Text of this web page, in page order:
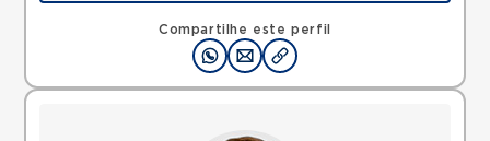
Compartilhe este perfil
Rua Quinze de Novembro, Centro, Jacarei, SP,
Mapa